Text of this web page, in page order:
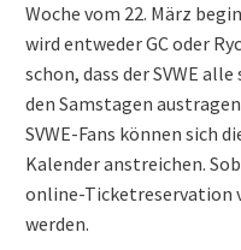
Woche vom 22. März
wird entweder GC oder
schon, dass der SVWE
den Samstagen
SVWE-Fans können sich
Kalender anstreichen.
online-Ticketreservation
werden.